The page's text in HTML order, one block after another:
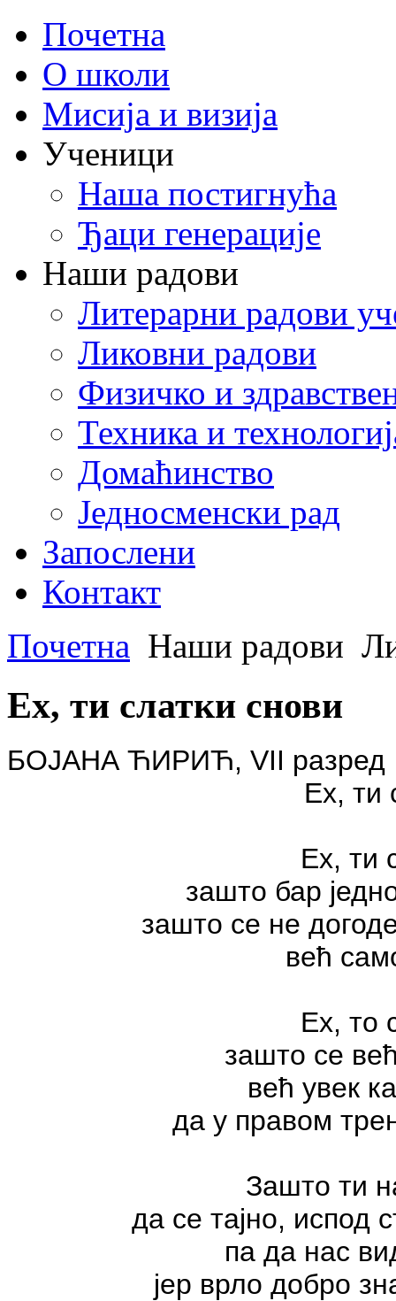
Почетна
О школи
Мисија и визија
Ученици
Наша постигнућа
Ђаци генерације
Наши радови
Литерарни радови
Ликовни радови
Физичко и
Техника и
Домаћинство
Једносменски рад
Запослени
Контакт
Почетна Наши радови
Ех, ти слатки снови
БОЈАНА ЋИРИЋ, VII разред
Ех, ти
Ех, ти
зашто бар
зашто се не
већ
Ех, то
зашто се
већ увек
да у правом
Зашто ти
да се тајно, испод
па да нас
јер врло добро